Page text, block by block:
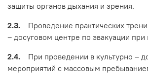
защиты органов дыхания и зрения.
2.3. Проведение практических
– досуговом центре по эвакуации
2.4. При проведении в культурно –
мероприятий с массовым